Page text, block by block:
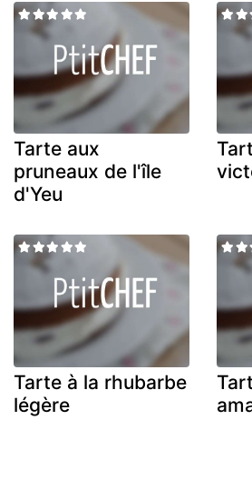
Tarte aux
pruneaux de l'île
d'Yeu
Tarte à la rhubarbe
légère